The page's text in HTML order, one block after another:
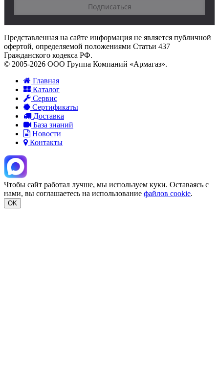
Представленная на сайте информация не является публичной
офертой, определяемой положениями Статьи 437
Гражданского кодекса РФ.
© 2005-2026 ООО Группа Компаний «Армагаз».
Главная
Каталог
Сервис
Сертификаты
Доставка
База знаний
Новости
Контакты
Чтобы сайт работал лучше, мы используем куки. Оставаясь с
нами, вы соглашаетесь на использование файлов cookie.
OK